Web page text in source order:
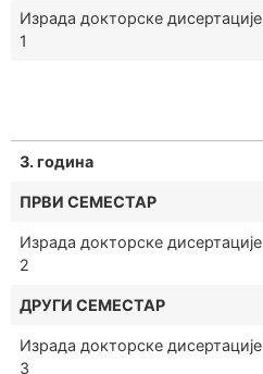
Израда докторске дисертације
1
3. година
ПРВИ СЕМЕСТАР
Израда докторске дисертације
2
ДРУГИ СЕМЕСТАР
Израда докторске дисертације
3